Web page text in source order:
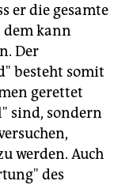
er die gesamte
dem kann
Der
besteht somit
gerettet
sind, sondern
werden. Auch
des